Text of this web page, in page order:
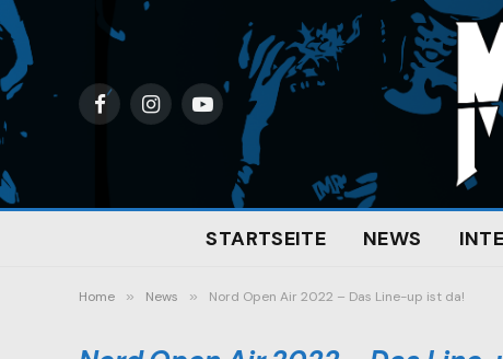
FacebookInstagramYouTube
STARTSEITE NEWS
Home » News » Nord Open Air 2022 – Das Line-up ist da!